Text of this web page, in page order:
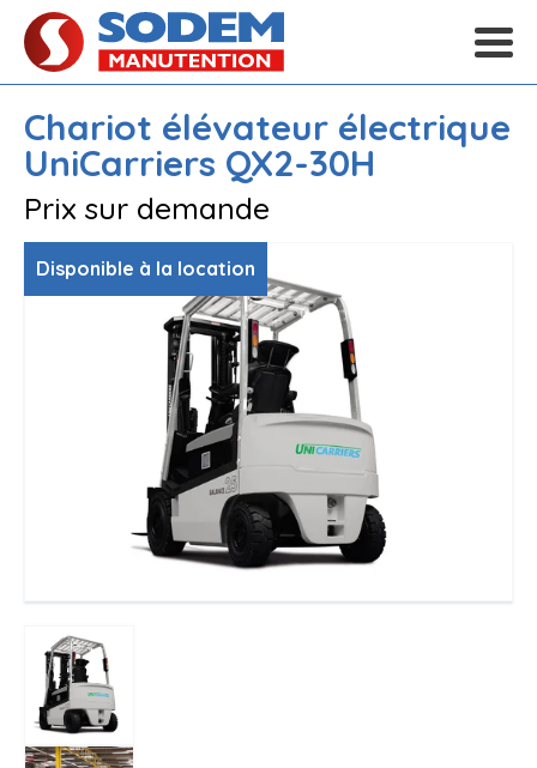
Chariot élévateur électrique
UniCarriers QX2-30H
Prix sur demande
Disponible à la location